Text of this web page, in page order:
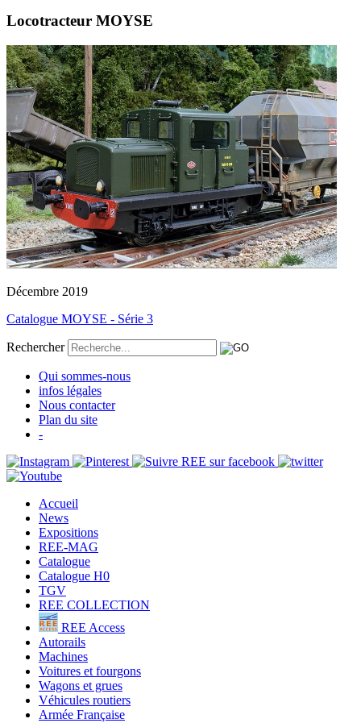
Locotracteur MOYSE
Décembre 2019
Catalogue MOYSE - Série 3
Rechercher
Qui sommes-nous
infos légales
Nous contacter
Plan du site
-
Accueil
News
Expositions
REE-MAG
Catalogue
Catalogue H0
TGV
REE COLLECTION
REE Access
Autorails
Machines
Voitures et fourgons
Wagons et grues
Véhicules routiers
Armée Française